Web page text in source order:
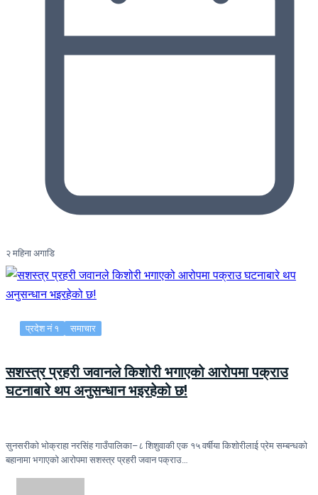
२ महिना अगाडि
प्रदेश नं १ समाचार
सशस्त्र प्रहरी जवानले किशोरी भगाएको आरोपमा पक्राउ
घटनाबारे थप अनुसन्धान भइरहेको छ!
सुनसरीको भोक्राहा नरसिंह गाउँपालिका–८ शिशुवाकी एक १५ वर्षीया किशोरीलाई प्रेम सम्बन्धको
बहानामा भगाएको आरोपमा सशस्त्र प्रहरी जवान पक्राउ…